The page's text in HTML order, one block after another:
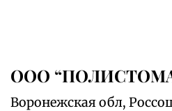
ООО
Воронежская обл,